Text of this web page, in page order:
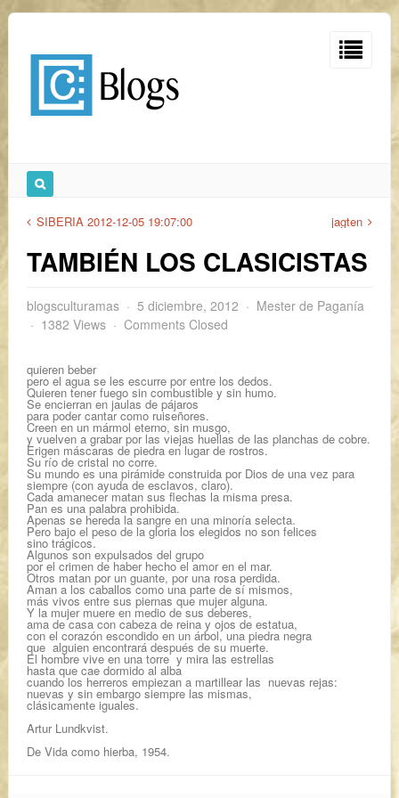
SIBERIA 2012-12-05 19:07:00 jagten
TAMBIÉN LOS CLASICISTAS
blogsculturamas 5 diciembre, 2012
Mester de Paganía
1382 Views
Comments Closed
quieren beber
pero el agua se les escurre por entre los dedos.
Quieren tener fuego sin combustible y sin humo.
Se encierran en jaulas de pájaros
para poder cantar como ruiseñores.
Creen en un mármol eterno, sin musgo,
y vuelven a grabar por las viejas huellas de las planchas de cobre.
Erigen máscaras de piedra en lugar de rostros.
Su río de cristal no corre.
Su mundo es una pirámide construida por Dios de una vez para
siempre (con ayuda de esclavos, claro).
Cada amanecer matan sus flechas la misma presa.
Pan es una palabra prohibida.
Apenas se hereda la sangre en una minoría selecta.
Pero bajo el peso de la gloria los elegidos no son felices
sino trágicos.
Algunos son expulsados del grupo
por el crimen de haber hecho el amor en el mar.
Otros matan por un guante, por una rosa perdida.
Aman a los caballos como una parte de sí mismos,
más vivos entre sus piernas que mujer alguna.
Y la mujer muere en medio de sus deberes,
ama de casa con cabeza de reina y ojos de estatua,
con el corazón escondido en un árbol, una piedra negra
que alguien encontrará después de su muerte.
El hombre vive en una torre y mira las estrellas
hasta que cae dormido al alba
cuando los herreros empiezan a martillear las nuevas rejas:
nuevas y sin embargo siempre las mismas,
clásicamente iguales.
Artur Lundkvist.
De Vida como hierba, 1954.